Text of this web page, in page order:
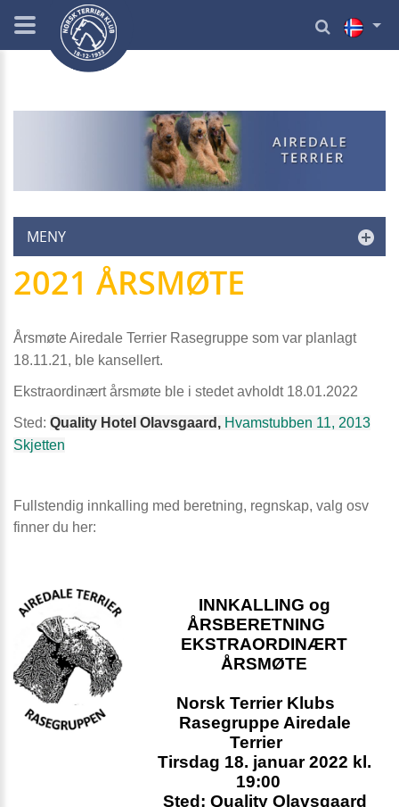
MENY
2021 ÅRSMØTE
Årsmøte Airedale Terrier Rasegruppe som var planlagt
18.11.21, ble kansellert.
Ekstraordinært årsmøte ble i stedet avholdt 18.01.2022
Sted: Quality Hotel Olavsgaard, Hvamstubben 11, 2013
Skjetten
Fullstendig innkalling med beretning, regnskap, valg osv
finner du her:
INNKALLING og
ÅRSBERETNING
EKSTRAORDINÆRT
ÅRSMØTE
Norsk Terrier Klubs
Rasegruppe Airedale
Terrier
Tirsdag 18. januar 2022 kl.
19:00
Sted: Quality Olavsgaard